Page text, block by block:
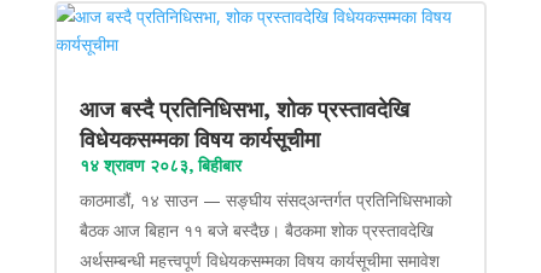
आज बस्दै प्रतिनिधिसभा, शोक प्रस्तावदेखि
विधेयकसम्मका विषय कार्यसूचीमा
१४ श्रावण २०८३, बिहीबार
काठमाडौं, १४ साउन — सङ्घीय संसद्अन्तर्गत प्रतिनिधिसभाको
बैठक आज बिहान ११ बजे बस्दैछ। बैठकमा शोक प्रस्तावदेखि
अर्थसम्बन्धी महत्त्वपूर्ण विधेयकसम्मका विषय कार्यसूचीमा समावेश